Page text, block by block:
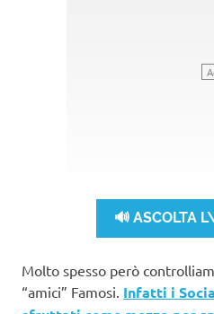
🔊 ASCOLTA
Molto spesso però
“amici” Famosi. Infatti i